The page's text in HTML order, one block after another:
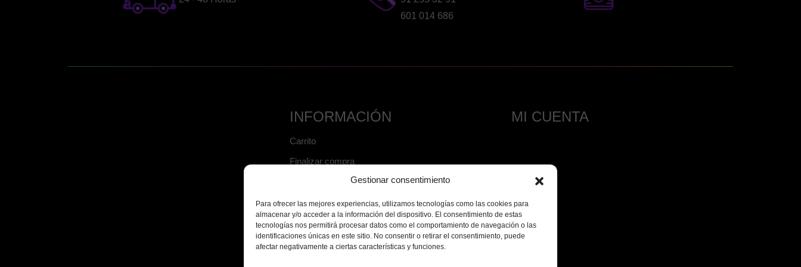
Gestionar consentimiento
Para ofrecer las mejores experiencias, utilizamos tecnologías como las cookies para
almacenar y/o acceder a la información del dispositivo. El consentimiento de estas
tecnologías nos permitirá procesar datos como el comportamiento de navegación o las
identificaciones únicas en este sitio. No consentir o retirar el consentimiento, puede
afectar negativamente a ciertas características y funciones.
601 014 686
INFORMACIÓN
Carrito
Finalizar compra
Mi cuenta
Mi lista de deseos
Aviso legal
MI CUENTA